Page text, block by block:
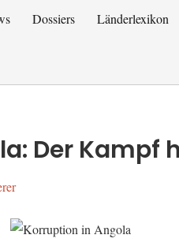
Dossiers Länderlexikon
Der Kampf